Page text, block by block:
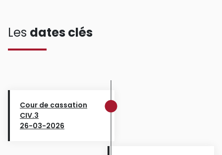
Les dates clés
Cour de cassation
CIV.3
26-03-2026